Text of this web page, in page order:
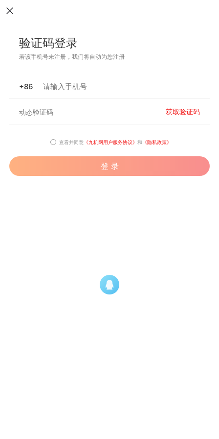
验证码登录
若该手机号未注册，我们将自动为您注册
+86
获取验证码
查看并同意 《九机网用户服务协议》 和 《隐私政策》
登 录